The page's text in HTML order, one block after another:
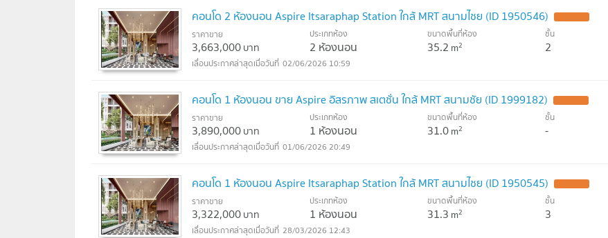
คอนโด 2 ห้องนอน Aspire Itsaraphap Station ใกล้ MRT สนามไชย (ID 1950546)
ราคาขาย
3,663,000บาท
ประเภทห้อง
2 ห้องนอน
ขนาดพื้นที่ห้อง
35.2 m2
ชั้น
2
02/06/2026 10:59
คอนโด 1 ห้องนอน ขาย Aspire อิสรภาพ สเตชั่น ใกล้ MRT สนามชัย (ID 1999182)
ราคาขาย
3,890,000บาท
ประเภทห้อง
1 ห้องนอน
ขนาดพื้นที่ห้อง
31.0m2
ชั้น
-
01/06/2026 20:49
คอนโด 1 ห้องนอน Aspire Itsaraphap Station ใกล้ MRT สนามไชย (ID 1950545)
ราคาขาย
3,322,000บาท
ประเภทห้อง
1 ห้องนอน
ขนาดพื้นที่ห้อง
31.3 m2
ชั้น
3
28/03/2026 12:43